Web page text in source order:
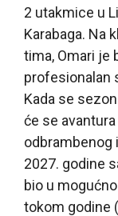
2 utakmice u
Karabaga. Na
tima, Omari je
profesionalan
Kada se
će se
odbrambenog
2027. godine
bio u
tokom godine